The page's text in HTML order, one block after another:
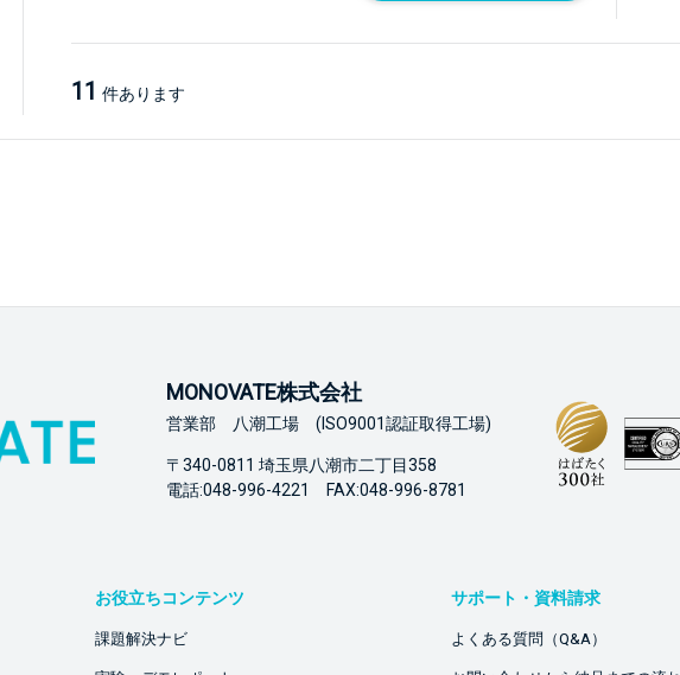
11 件あります
MONOVATE株式会社
営業部 八潮工場 (ISO9001認証取得工場)
〒340-0811 埼玉県八潮市二丁目358
電話:048-996-4221 FAX:048-996-8781
お役立ちコンテンツ
課題解決ナビ
サポート・資料請求
よくある質問（Q&A）